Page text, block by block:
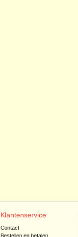
Klantenservice
Contact
Bestellen en betalen